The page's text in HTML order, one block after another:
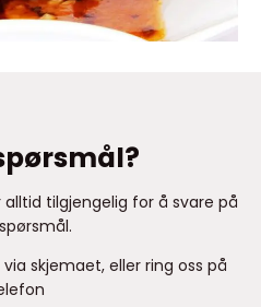
​tilgjengelig for å svare på
skjemaet, eller ring oss på